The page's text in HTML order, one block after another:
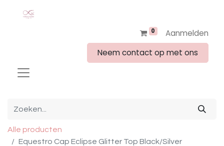
0
Aanmelden
Neem contact op met ons
Alle producten
Equestro Cap Eclipse Glitter Top Black/Silver